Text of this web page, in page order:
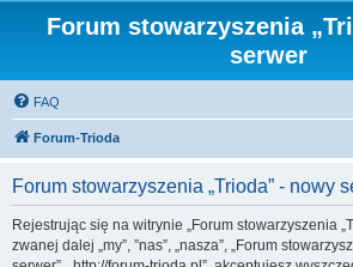
Forum stowarzyszenia
serwer
FAQ
Forum-Trioda
Forum stowarzyszenia „Trioda” - nowy
Rejestrując się na witrynie „Forum stowarzyszenia
zwanej dalej „my”, ”nas”, „nasza”, „Forum